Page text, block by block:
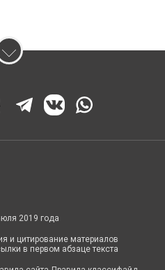
2019 года
и цитирование материалов
в первом абзаце текста